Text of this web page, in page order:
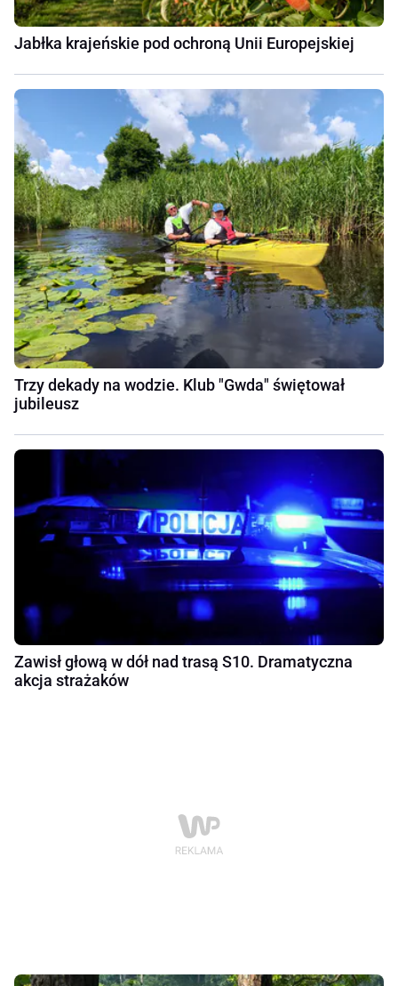
Jabłka krajeńskie pod ochroną Unii Europejskiej
Trzy dekady na wodzie. Klub "Gwda" świętował
jubileusz
Zawisł głową w dół nad trasą S10. Dramatyczna
akcja strażaków